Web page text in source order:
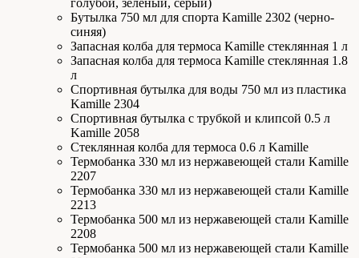
голубой, зелёный, серый)
Бутылка 750 мл для спорта Kamille 2302 (черно-
синяя)
Запасная колба для термоса Kamille стеклянная 1 л
Запасная колба для термоса Kamille стеклянная 1.8
л
Спортивная бутылка для воды 750 мл из пластика
Kamille 2304
Спортивная бутылка с трубкой и клипсой 0.5 л
Kamille 2058
Стеклянная колба для термоса 0.6 л Kamille
Термобанка 330 мл из нержавеющей стали Kamille
2207
Термобанка 330 мл из нержавеющей стали Kamille
2213
Термобанка 500 мл из нержавеющей стали Kamille
2208
Термобанка 500 мл из нержавеющей стали Kamille